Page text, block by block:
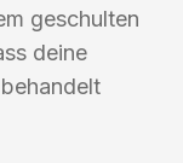
geschulten
deine